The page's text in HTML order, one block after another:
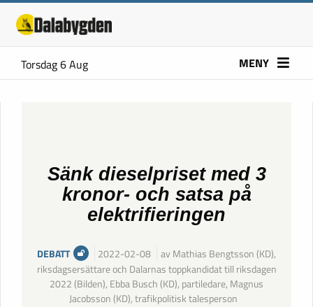
Torsdag 6 Aug MENY
Sänk dieselpriset med 3
kronor- och satsa på
elektrifieringen
DEBATT 2022-02-08
av Mathias Bengtsson (KD),
riksdagsersättare och Dalarnas toppkandidat till riksdagen
2022 (Bilden), Ebba Busch (KD), partiledare, Magnus
Jacobsson (KD), trafikpolitisk talesperson